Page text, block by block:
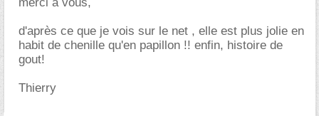
d'après ce que je vois sur le net , elle est plus jolie en
habit de chenille qu'en papillon !! enfin, histoire de
gout!
Thierry